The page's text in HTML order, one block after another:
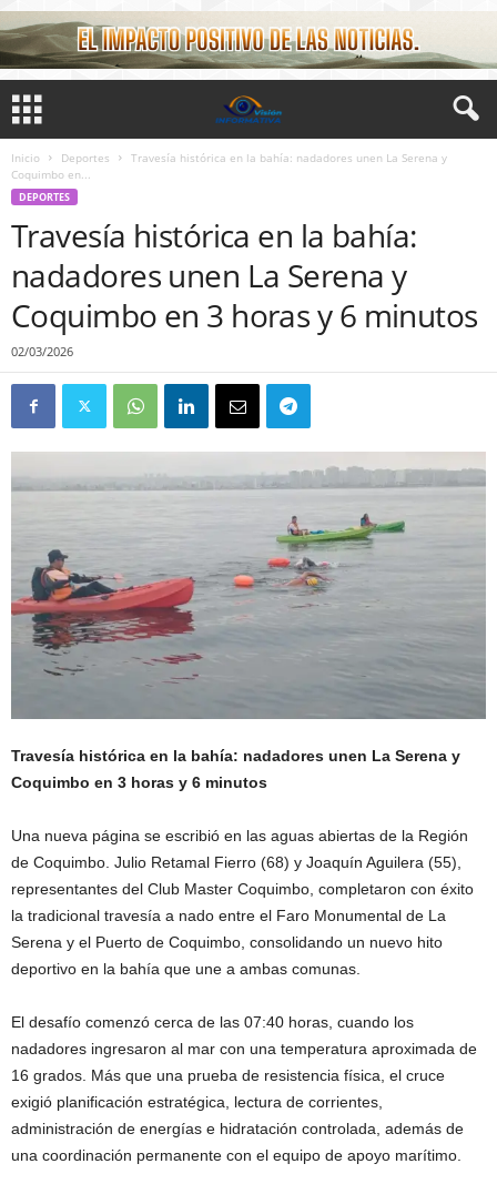
Inicio Deportes
Travesía histórica en la bahía: nadadores unen La Serena y
Coquimbo en...
DEPORTES
Travesía histórica en la bahía:
nadadores unen La Serena y
Coquimbo en 3 horas y 6 minutos
02/03/2026
Travesía histórica en la bahía: nadadores unen La Serena y
Coquimbo en 3 horas y 6 minutos
Una nueva página se escribió en las aguas abiertas de la Región
de Coquimbo . Julio Retamal Fierro (68) y Joaquín Aguilera (55),
representantes del Club Master Coquimbo, completaron con éxito
la tradicional travesía a nado entre el Faro Monumental de La
Serena y el Puerto de Coquimbo , consolidando un nuevo hito
deportivo en la bahía que une a ambas comunas.
El desafío comenzó cerca de las 07:40 horas, cuando los
nadadores ingresaron al mar con una temperatura aproximada de
16 grados. Más que una prueba de resistencia física, el cruce
exigió planificación estratégica, lectura de corrientes,
administración de energías e hidratación controlada, además de
una coordinación permanente con el equipo de apoyo marítimo.